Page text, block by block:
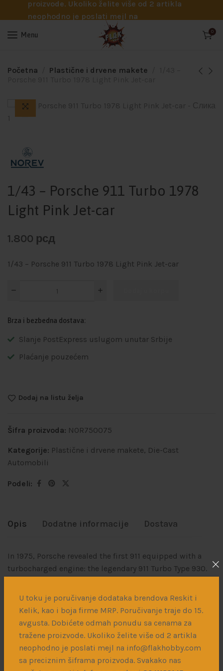
U toku je poručivanje dodataka brendova Reskit i
Kelik, kao i boja firme MRP. Poručivanje traje do 15.
avgusta. Dobićete odmah ponudu sa cenama za
tražene proizvode. Ukoliko želite više od 2 artikla
neophodno je poslati mejl na info@flakhobby.com
sa preciznim šiframa proizvoda. Svakako nas
proizvode. Ukoliko želite više od 2 artikla
neophodno je poslati mejl na
info@flakhobby.com sa preciznim šiframa
proizvoda. Svakako nas možete pozvati
potrebna pomoć oko odabira.
Menu 0
Početna Plastične i drvene makete
1/43 – Porsche 911 Turbo 1978
Light Pink Jet-car
1.800 рсд
1/43 – Porsche 911 Turbo 1978 Light Pink Jet-car
Brza i bezbedna dostava:
Slanje PostExpress uslugom unutar Srbije
Plaćanje pouzećem
Dodaj na listu želja
Šifra proizvoda: NOR750075
Kategorije: Plastične i drvene makete, Die-Cast
Automobili
Podeli:
Opis Dodatne informacije Dostava
In 1975, Porsche revealed the first 911 equipped with a
turbocharged engine: the legendary 911 Turbo Type 930.
homologation requirements, it achieved such success
that production was expanded. Its impressive
performance and aggressive styling—especially its wide
rear spoiler—quickly made it an iconic model. The 930
became a major milestone in the history of the 911, often
customized by its owners. Our toy scale model
represents a 1978 version, dressed in an elegant pastel